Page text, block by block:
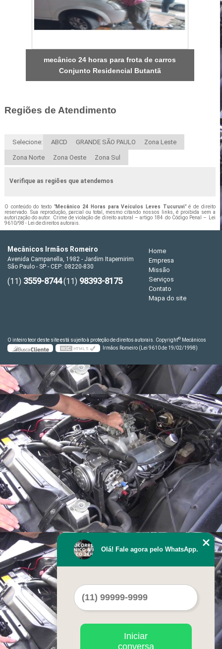
mecânico 24 horas para frota de carros
Conjunto Residencial Butantã
Regiões de Atendimento
Selecione: ABCD GRANDE SÃO PAULO Zona Leste
Zona Norte Zona Oeste Zona Sul
Verifique as regiões que atendemos
O conteúdo do texto "Mecânico 24 Horas para Veículos Leves Tucuruvi" é de direito
reservado. Sua reprodução, parcial ou total, mesmo citando nossos links, é proibida sem a
autorização do autor. Crime de violação de direito autoral – artigo 184 do Código Penal –
Lei
9610/98 - Lei de direitos autorais.
Mecânicos Irmãos Romeiro
Avenida Campanella, 1982 - Jardim Itapemirim
São Paulo - SP - CEP: 08220-830
(11) 3559-8744(11) 98393-8175
Home
Empresa
Missão
Serviços
Contato
Mapa do site
O inteiro teor deste site está sujeito à proteção de direitos autorais. Copyright© Mecânicos
Irmãos Romeiro (Lei 9610 de 19/02/1998)
Olá! Fale agora pelo WhatsApp.
Iniciar
conversa